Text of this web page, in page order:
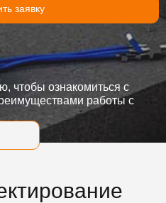
заявку
чтобы ознакомиться с
работы с